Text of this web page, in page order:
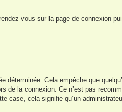
vous sur la page de connexion
Cela empêche que
de la connexion. Ce n’est pas
case, cela signifie qu’un